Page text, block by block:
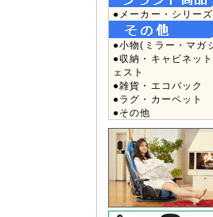
●メーカー・シリー
●小物(ミラー・マガ
●収納・キャビネッ
ェスト
●雑貨・エコバック
●ラグ・カーペット
●その他